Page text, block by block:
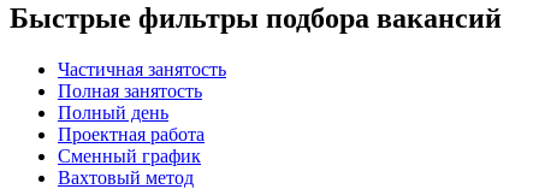
Быстрые фильтры подбора вакансий
Частичная занятость
Полная занятость
Полный день
Проектная работа
Сменный график
Вахтовый метод